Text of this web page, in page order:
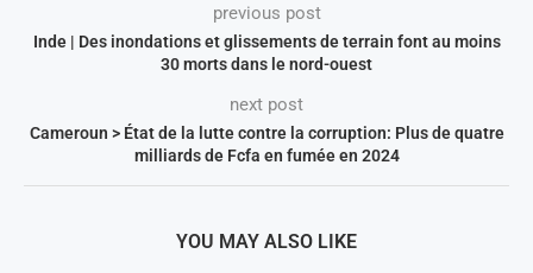
previous post
Inde | Des inondations et glissements de terrain font au moins
30 morts dans le nord-ouest
next post
Cameroun > État de la lutte contre la corruption: Plus de quatre
milliards de Fcfa en fumée en 2024
YOU MAY ALSO LIKE